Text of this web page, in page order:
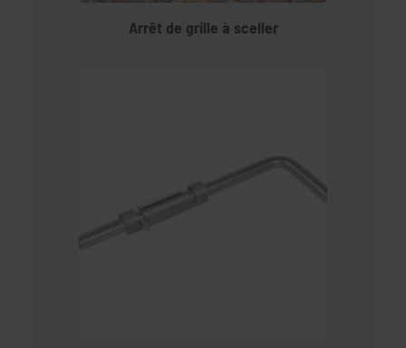
Arrêt de grille à sceller